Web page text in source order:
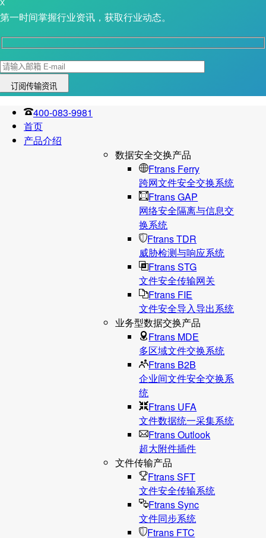
X
第一时间掌握行业资讯，获取行业动态。
400-083-9981
首页
产品介绍
数据安全交换产品
Ftrans Ferry
跨网文件安全交换系统
Ftrans GAP
网络安全隔离与信息交
换系统
Ftrans TDR
威胁检测与响应系统
Ftrans STG
文件安全传输网关
Ftrans FIE
文件安全导入导出系统
业务型数据交换产品
Ftrans MDE
多区域文件交换系统
Ftrans B2B
企业间文件安全交换系
统
Ftrans UFA
文件数据统⼀采集系统
Ftrans Outlook
超大附件插件
文件传输产品
Ftrans SFT
文件安全传输系统
Ftrans Sync
文件同步系统
Ftrans FTC